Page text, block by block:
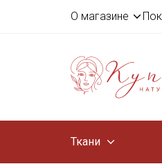
О магазине
Ткани